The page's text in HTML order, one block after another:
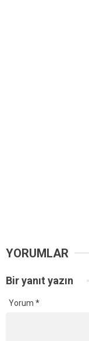
YORUMLAR
Bir yanıt yazın
Yorum *